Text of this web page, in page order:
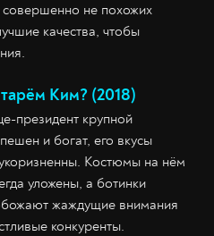
не похожих
качества, чтобы
Ким? (2018)
президент крупной
и богат, его вкусы
Костюмы на нём
уложены, а ботинки
жаждущие внимания
конкуренты.